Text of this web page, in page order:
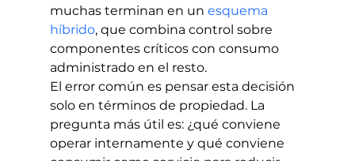
muchas terminan en un esquema
híbrido, que combina control sobre
componentes críticos con consumo
administrado en el resto.
El error común es pensar esta decisión
solo en términos de propiedad. La
pregunta más útil es: ¿qué conviene
operar internamente y qué conviene